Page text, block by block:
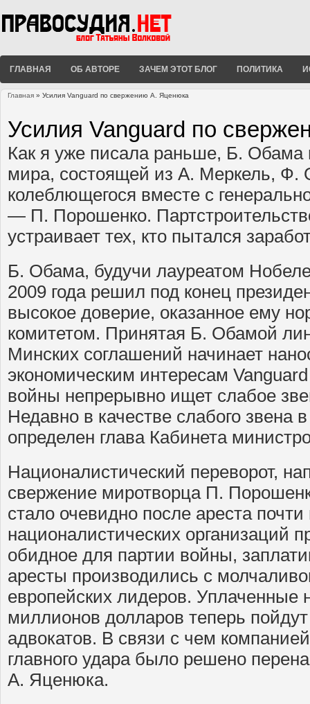
ГЛАВНАЯ ОБ АВТОРЕ ЗАЧЕМ ЭТОТ БЛОГ ПОЛИТИКА
Главная » Усилия Vanguard по свержению А. Яценюка
Усилия Vanguard по
Как я уже писала раньше, Б. Обама
мира, состоящей из А. Меркель, Ф.
колеблющегося вместе с
— П. Порошенко.
устраивает тех, кто пытался
Б. Обама, будучи лауреатом
2009 года решил под конец
высокое доверие, оказанное ему
комитетом. Принятая Б. Обамой
Минских соглашений начинает
экономическим интересам
войны непрерывно ищет слабое
Недавно в качестве слабого звена
определен глава Кабинета
Националистический переворот,
свержение миротворца П.
стало очевидно после ареста почти
националистических организаций
обидное для партии войны,
аресты производились с
европейских лидеров. Уплаченные
миллионов долларов теперь
адвокатов. В связи с чем
главного удара было решено
А. Яценюка.